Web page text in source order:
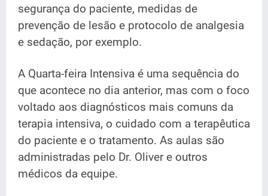
segurança do paciente, medidas de
prevenção de lesão e protocolo de analgesia
e sedação, por exemplo.
A Quarta-feira Intensiva é uma sequência do
que acontece no dia anterior, mas com o foco
voltado aos diagnósticos mais comuns da
terapia intensiva, o cuidado com a terapêutica
do paciente e o tratamento. As aulas são
administradas pelo Dr. Oliver e outros
médicos da equipe.